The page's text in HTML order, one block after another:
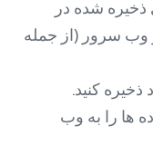
شده در
وب سرور (از جمله
کنید.
ها را به وب